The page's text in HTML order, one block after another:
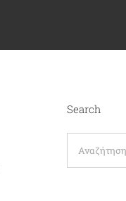
Search